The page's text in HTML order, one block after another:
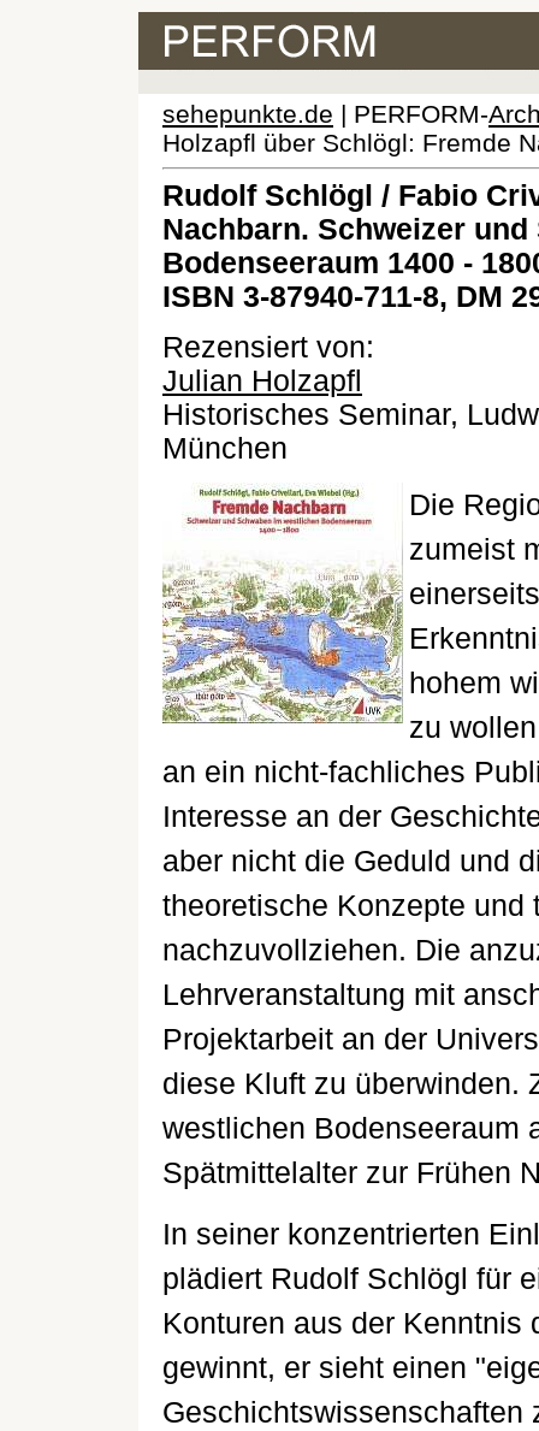
sehepunkte.de | PERFORM-
Holzapfl über Schlögl: Fremde
Rudolf Schlögl / Fabio
Nachbarn. Schweizer
Bodenseeraum 1400 -
ISBN 3-87940-711-8, DM
Rezensiert von:
Julian Holzapfl
Historisches Seminar,
München
Die
zumeist
hohem
zu
an ein nicht-fachliches
Interesse an der
aber nicht die Geduld und
theoretische Konzepte
nachzuvollziehen. Die
Lehrveranstaltung mit
Projektarbeit an der
diese Kluft zu überwinden.
westlichen Bodenseeraum
Spätmittelalter zur Frühen
In seiner konzentrierten
plädiert Rudolf Schlögl für
Konturen aus der Kenntnis
gewinnt, er sieht einen
Geschichtswissenschaften